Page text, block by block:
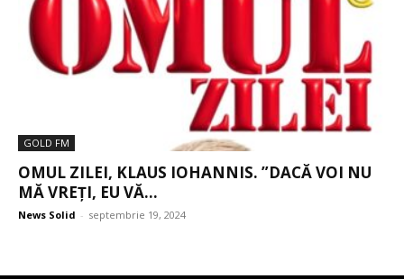
GOLD FM
OMUL ZILEI, KLAUS IOHANNIS. ”DACĂ VOI NU
MĂ VREȚI, EU VĂ...
News Solid - septembrie 19, 2024